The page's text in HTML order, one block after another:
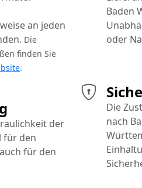
Die
nach
der
für den
für den
Baden
oder
an jeden
Die
finden Sie
.